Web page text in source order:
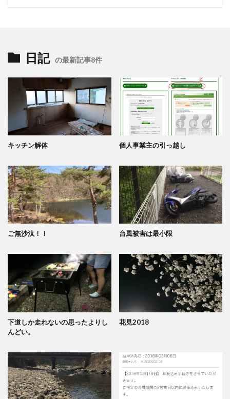
日記 の最新記事8件
キッチン解体 個人事業主の引っ越し
ご無沙汰！！ 台風被害は最小限
下道しか走れないの思ったよりし
んどい。
花見2018